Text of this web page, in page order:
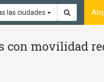
las ciudades
con movilidad